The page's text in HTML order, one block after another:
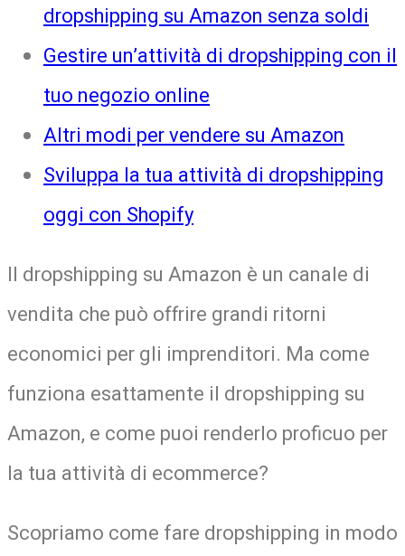
dropshipping su Amazon senza soldi
Gestire un’attività di dropshipping con il
tuo negozio online
Altri modi per vendere su Amazon
Sviluppa la tua attività di dropshipping
oggi con Shopify
Il dropshipping su Amazon è un canale di
vendita che può offrire grandi ritorni
economici per gli imprenditori. Ma come
funziona esattamente il dropshipping su
Amazon, e come puoi renderlo proficuo per
la tua attività di ecommerce?
Scopriamo come fare dropshipping in modo